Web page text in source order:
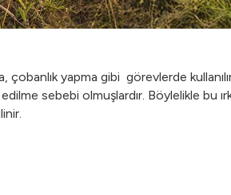
yapma gibi görevlerde
sebebi olmuşlardır. Böylelikle bu